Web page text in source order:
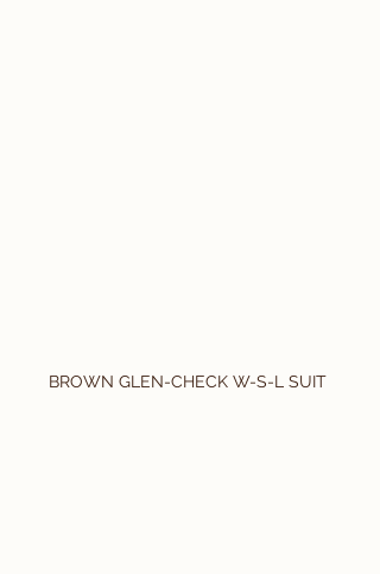
BROWN GLEN-CHECK W-S-L SUIT